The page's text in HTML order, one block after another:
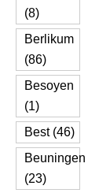
(8)
Berlikum
(86)
Besoyen
(1)
Best (46)
Beuningen
(23)